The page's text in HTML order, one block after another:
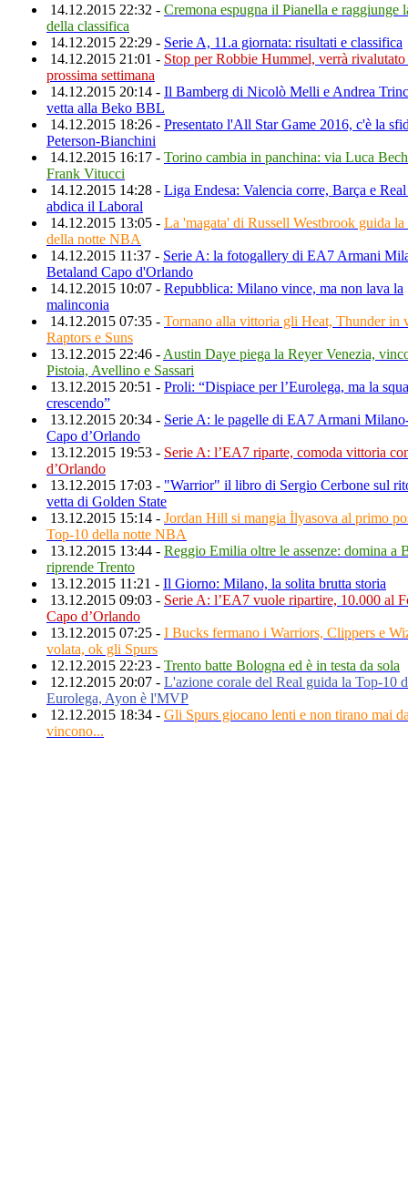
14.12.2015 22:32 - Cremona espugna il Pianella e raggiunge
della classifica
14.12.2015 22:29 - Serie A, 11.a giornata: risultati e classifica
14.12.2015 21:01 - Stop per Robbie Hummel, verrà rivalutato
prossima settimana
14.12.2015 20:14 - Il Bamberg di Nicolò Melli e Andrea
vetta alla Beko BBL
14.12.2015 18:26 - Presentato l'All Star Game 2016, c'è la
Peterson-Bianchini
14.12.2015 16:17 - Torino cambia in panchina: via Luca
Frank Vitucci
14.12.2015 14:28 - Liga Endesa: Valencia corre, Barça e
abdica il Laboral
14.12.2015 13:05 - La 'magata' di Russell Westbrook guida
della notte NBA
14.12.2015 11:37 - Serie A: la fotogallery di EA7 Armani
Betaland Capo d'Orlando
14.12.2015 10:07 - Repubblica: Milano vince, ma non lava la
malinconia
14.12.2015 07:35 - Tornano alla vittoria gli Heat, Thunder in
Raptors e Suns
13.12.2015 22:46 - Austin Daye piega la Reyer Venezia,
Pistoia, Avellino e Sassari
13.12.2015 20:51 - Proli: “Dispiace per l’Eurolega, ma la
crescendo”
13.12.2015 20:34 - Serie A: le pagelle di EA7 Armani
Capo d’Orlando
13.12.2015 19:53 - Serie A: l’EA7 riparte, comoda vittoria
d’Orlando
13.12.2015 17:03 - "Warrior" il libro di Sergio Cerbone sul
vetta di Golden State
13.12.2015 15:14 - Jordan Hill si mangia İlyasova al primo
Top-10 della notte NBA
13.12.2015 13:44 - Reggio Emilia oltre le assenze: domina a
riprende Trento
13.12.2015 11:21 - Il Giorno: Milano, la solita brutta storia
13.12.2015 09:03 - Serie A: l’EA7 vuole ripartire, 10.000 al
Capo d’Orlando
13.12.2015 07:25 - I Bucks fermano i Warriors, Clippers e
volata, ok gli Spurs
12.12.2015 22:23 - Trento batte Bologna ed è in testa da sola
12.12.2015 20:07 - L'azione corale del Real guida la Top-10
Eurolega, Ayon è l'MVP
12.12.2015 18:34 - Gli Spurs giocano lenti e non tirano mai
vincono...